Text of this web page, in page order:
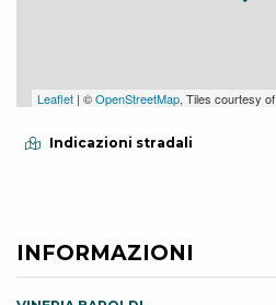
Leaflet | ©OpenStreetMap, Tiles courtesy of
Indicazioni stradali
INFORMAZIONI